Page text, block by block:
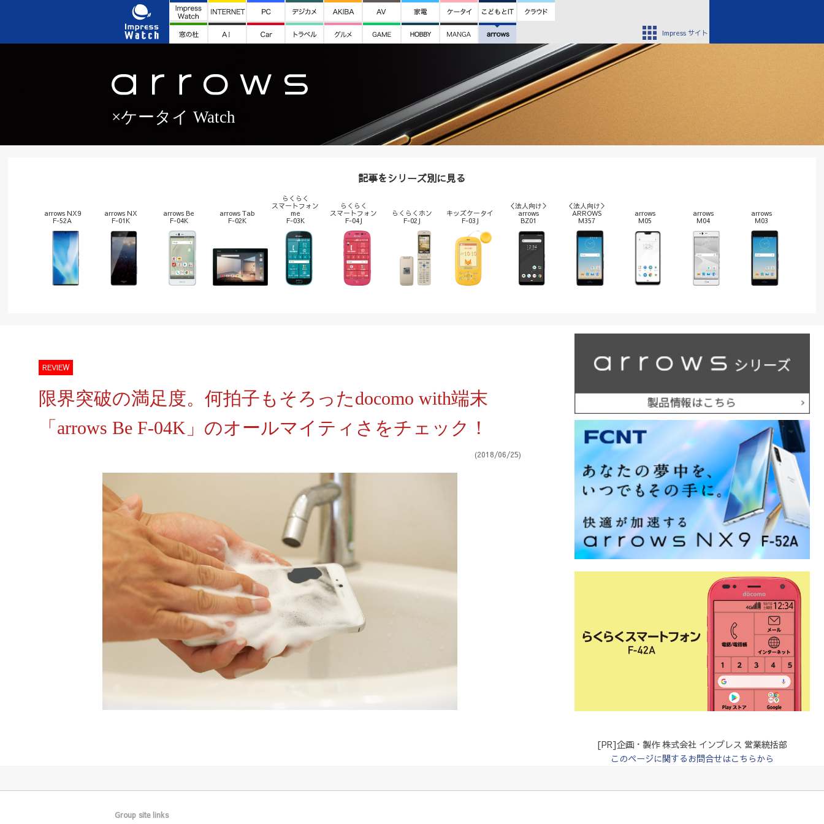
Impress サイト
×ケータイ Watch
記事をシリーズ別に見る
arrows NX9
F-52A
arrows NX
F-01K
arrows Be
F-04K
arrows Tab
F-02K
らくらく
スマートフォン
me
F-03K
らくらく
スマートフォン
F-04J
らくらくホン
F-02J
キッズケータイ
F-03J
＜法人向け＞
arrows
BZ01
＜法人向け＞
ARROWS
M357
arrows
M05
arrows
M04
arrows
M03
REVIEW
限界突破の満足度。何拍子もそろったdocomo with端末
「arrows Be F-04K」のオールマイティさをチェック！
(2018/06/25)
[PR]企画・製作 株式会社 インプレス 営業統括部
このページに関するお問合せはこちらから
Group site links